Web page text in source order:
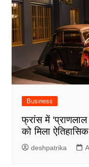
Business
फ्रांस में
को मिला
deshpatrika